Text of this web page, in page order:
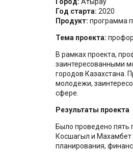
Год старта: 2020
Продукт: программа
Тема проекта:
В рамках проекта,
заинтересованными
городов Казахстана.
молодежи,
сфере.
Результаты проекта
Было проведено пять
Косшагыл и Махамбет
планирования,